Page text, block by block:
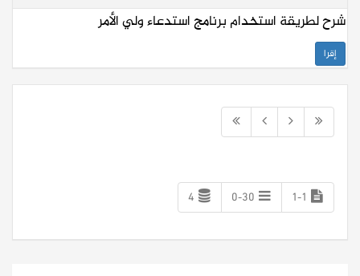
شرح لطريقة استخدام برنامج استدعاء ولي الأمر
إقرا
1-1
0-30
4